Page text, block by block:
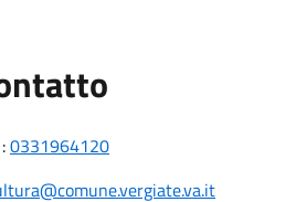
:0331964120